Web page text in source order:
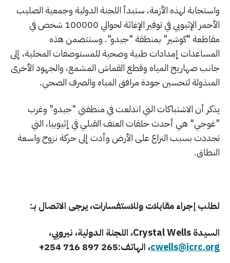
واستجابة لهذه الأزمة، ستبدأ اللجنة الدولية وجمعية الصليب
الأحمر الإثيوبي في توفير الإغاثة لحوالي 100000 شخص في
مقاطعة "كوشير" بمنطقة "جيدو". وستتضمن هذه
المساعدات إمدادات طبية وصحية للمستوصفات المحلية، إلى
جانب صهاريج المياه وقطع القماش المشمع، والجهود الأخرى
المبذولة لتحسين جودة مرافق المياه والصرف الصحي.
يذكر أن الاشتباكات التي اندلعت في منطقتي "جيدو" وغرب
"غوجي" هي أحدث حلقات العنف القبلي في إثيوبيا، التي
تجددت بسبب النزاع على الأرض وأدت إلى حركة نزوح واسعة
النطاق.
لطلب إجراء مقابلات وللاستفسارات، يرجى الاتصال بـ:
السيدةCrystal Wells، اللجنة الدولية، نيروبي،
cwells@icrc.org، الهاتف:265 897 716 254
+